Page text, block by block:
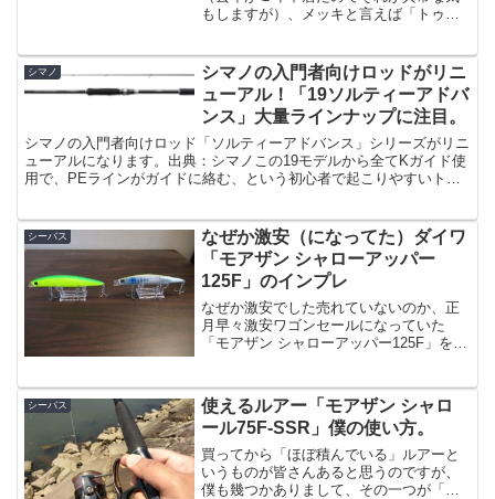
もしますが）、メッキと言えば「トゥイ
ドが好きなので、今パッと思いつくロッ
ドで一番短いのが、メジャー...
シマノ
シマノの入門者向けロッドがリニ
ューアル！「19ソルティーアドバ
ンス」大量ラインナップに注目。
シマノの入門者向けロッド「ソルティーアドバンス」シリーズがリニ
ューアルになります。出典：シマノこの19モデルから全てKガイド使
用で、PEラインがガイドに絡む、という初心者で起こりやすいトラ
シーバス
なぜか激安（になってた）ダイワ
「モアザン シャローアッパー
125F」のインプレ
なぜか激安でした売れていないのか、正
月早々激安ワゴンセールになっていた
「モアザン シャローアッパー125F」を投
も出てますが、そちらではなく先に出た
ほうです。シャローア...
シーバス
使えるルアー「モアザン シャロ
ール75F-SSR」僕の使い方。
買ってから「ほぼ積んでいる」ルアーと
いうものが皆さんあると思うのですが、
僕も幾つかありまして、その一つが「モ